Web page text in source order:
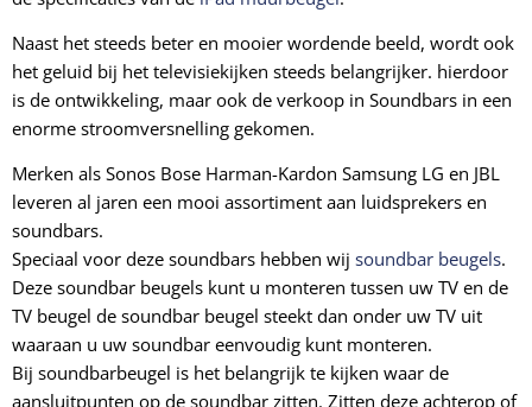
Naast het steeds beter en mooier wordende beeld, wordt ook
het geluid bij het televisiekijken steeds belangrijker. hierdoor
is de ontwikkeling, maar ook de verkoop in Soundbars in een
enorme stroomversnelling gekomen.
Merken als Sonos Bose Harman-Kardon Samsung LG en JBL
leveren al jaren een mooi assortiment aan luidsprekers en
soundbars.
Speciaal voor deze soundbars hebben wij soundbar beugels.
Deze soundbar beugels kunt u monteren tussen uw TV en de
TV beugel de soundbar beugel steekt dan onder uw TV uit
waaraan u uw soundbar eenvoudig kunt monteren.
Bij soundbarbeugel is het belangrijk te kijken waar de
aansluitpunten op de soundbar zitten. Zitten deze achterop of